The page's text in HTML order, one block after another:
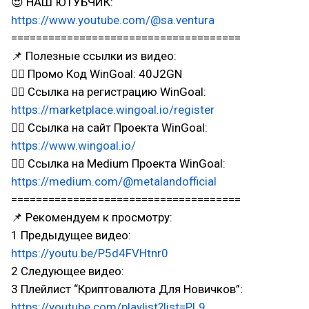
https://www.youtube.com/@sa.ventura
=====================================
📌 Полезные ссылки из видео:
👉🏻 Промо Код WinGoal: 40J2GN
👉🏻 Ссылка на регистрацию WinGoal:
https://marketplace.wingoal.io/register
👉🏻 Ссылка на сайт Проекта WinGoal:
https://www.wingoal.io/
👉🏻 Ссылка на Medium Проекта WinGoal:
https://medium.com/@metalandofficial
=====================================
📌 Рекомендуем к просмотру:
1 Предыдущее видео:
https://youtu.be/P5d4FVHtnr0
2 Следующее видео:
3 Плейлист “Криптовалюта Для Новичков”: